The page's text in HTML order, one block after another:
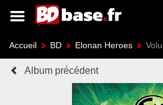
Accueil BD Elonan Heroes
Album précédent